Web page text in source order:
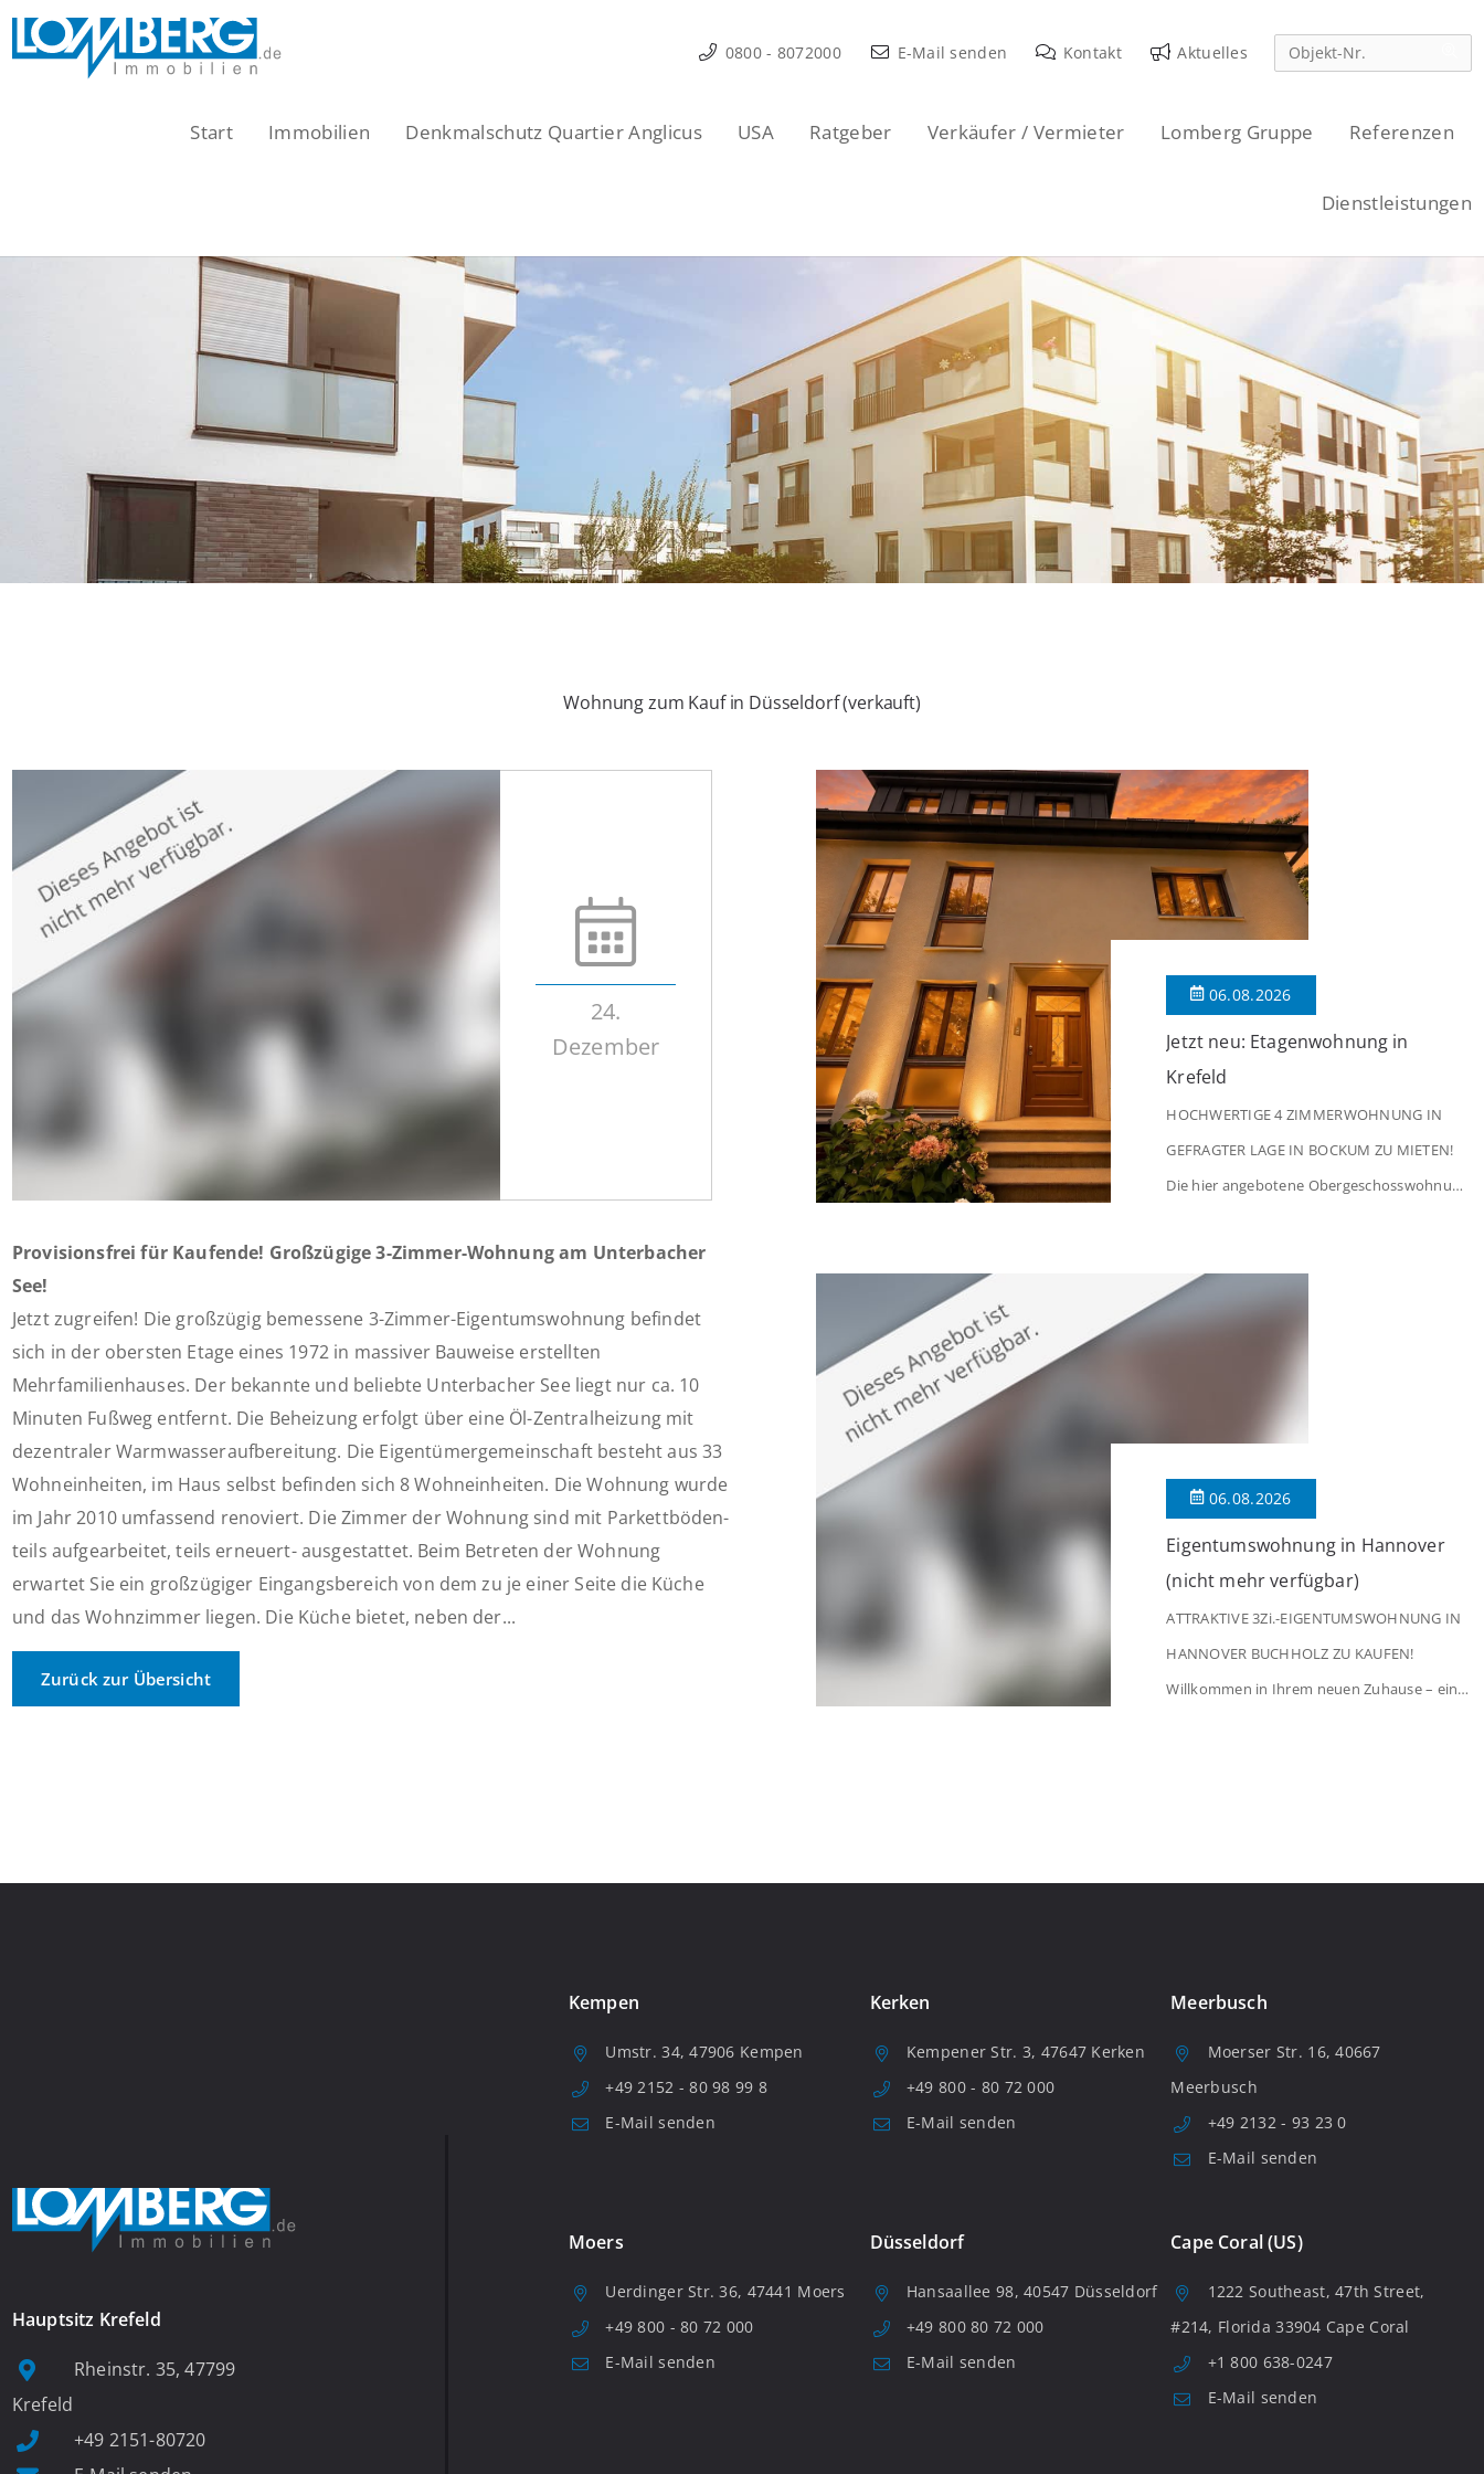
Zum
Inhalt
0800 - 8072000 E-Mail senden Kontakt Aktuelles
Start Immobilien Denkmalschutz Quartier Anglicus USA Ratgeber Verkäufer / Vermieter Lomberg Gruppe Referenzen
Dienstleistungen
Wohnung zum Kauf in Düsseldorf (verkauft)
24.
Dezember
Provisionsfrei für Kaufende! Großzügige 3-Zimmer-Wohnung am Unterbacher
See!
Jetzt zugreifen! Die großzügig bemessene 3-Zimmer-Eigentumswohnung befindet
sich in der obersten Etage eines 1972 in massiver Bauweise erstellten
Mehrfamilienhauses. Der bekannte und beliebte Unterbacher See liegt nur ca. 10
Minuten Fußweg entfernt. Die Beheizung erfolgt über eine Öl-Zentralheizung mit
dezentraler Warmwasseraufbereitung. Die Eigentümergemeinschaft besteht aus 33
Wohneinheiten, im Haus selbst befinden sich 8 Wohneinheiten. Die Wohnung wurde
im Jahr 2010 umfassend renoviert. Die Zimmer der Wohnung sind mit Parkettböden-
teils aufgearbeitet, teils erneuert- ausgestattet. Beim Betreten der Wohnung
erwartet Sie ein großzügiger Eingangsbereich von dem zu je einer Seite die Küche
und das Wohnzimmer liegen. Die Küche bietet, neben der...
Zurück zur Übersicht
06.08.2026
Jetzt neu: Etagenwohnung in
Krefeld
HOCHWERTIGE 4 ZIMMERWOHNUNG IN
GEFRAGTER LAGE IN BOCKUM ZU MIETEN!
Die hier angebotene Obergeschosswohnung
von Krefeld-Bockum. Mit einer Wohnfläche
06.08.2026
Eigentumswohnung in Hannover
(nicht mehr verfügbar)
ATTRAKTIVE 3Zi.-EIGENTUMSWOHNUNG IN
HANNOVER BUCHHOLZ ZU KAUFEN!
Willkommen in Ihrem neuen Zuhause – einer
Hauptsitz Krefeld
Rheinstr. 35, 47799
Krefeld
+49 2151-80720
Kempen
Umstr. 34, 47906 Kempen
+49 2152 - 80 98 99 8
E-Mail senden
Kerken
Kempener Str. 3, 47647 Kerken
+49 800 - 80 72 000
E-Mail senden
Meerbusch
Moerser Str. 16, 40667
Meerbusch
+49 2132 - 93 23 0
E-Mail senden
Moers
Uerdinger Str. 36, 47441 Moers
+49 800 - 80 72 000
E-Mail senden
Düsseldorf
Hansaallee 98, 40547 Düsseldorf
+49 800 80 72 000
E-Mail senden
Cape Coral (US)
1222 Southeast, 47th Street,
#214, Florida 33904 Cape Coral
+1 800 638-0247
E-Mail senden